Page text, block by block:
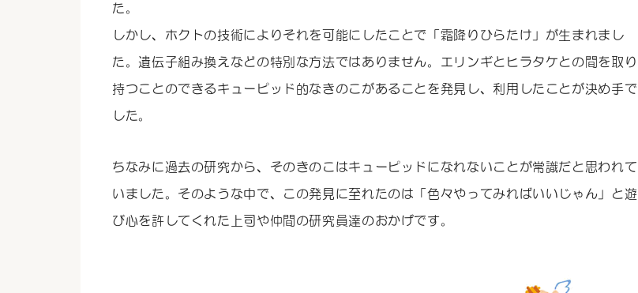
た。
しかし、ホクトの技術によりそれを可能にしたことで「霜降りひらたけ」が生まれまし
た。遺伝子組み換えなどの特別な方法ではありません。エリンギとヒラタケとの間を取り
持つことのできるキューピッド的なきのこがあることを発見し、利用したことが決め手で
した。
ちなみに過去の研究から、そのきのこはキューピッドになれないことが常識だと思われて
いました。そのような中で、この発見に至れたのは「色々やってみればいいじゃん」と遊
び心を許してくれた上司や仲間の研究員達のおかげです。